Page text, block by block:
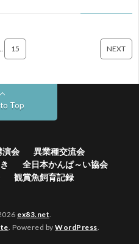
15 NEXT
Top
演会
異業種交流会
全日本かんぱ～い協会
観賞魚飼育記録
ex83.net.
. Powered byWordPress.